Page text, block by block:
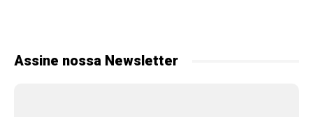
Assine nossa Newsletter